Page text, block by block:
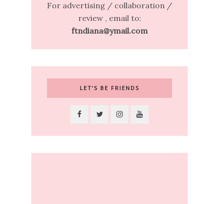
For advertising / collaboration /
review , email to:
ftndiana@ymail.com
LET’S BE FRIENDS